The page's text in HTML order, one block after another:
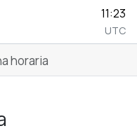
11:23
UTC